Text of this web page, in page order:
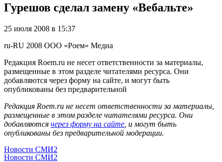
Гурешов сделал замену «Вебальте»
25 июля 2008 в 15:37
ru-RU 2008 ООО «Роем» Медиа
Редакция Roem.ru не несет ответственности за материалы,
размещенные в этом разделе читателями ресурса. Они
добавляются через форму на сайте, и могут быть
опубликованы без предварительной
Редакция Roem.ru не несет ответственности за материалы,
размещенные в этом разделе читателями ресурса. Они
добавляются через форму на сайте , и могут быть
опубликованы без предварительной модерации.
Новости СМИ2
Новости СМИ2